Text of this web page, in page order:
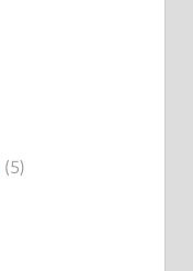
(5)